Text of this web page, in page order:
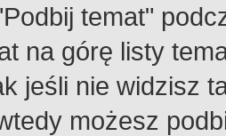
temat"
na górę listy
jeśli nie widzisz
możesz